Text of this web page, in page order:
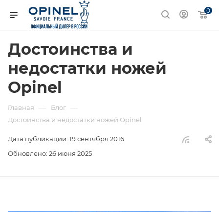
0
Достоинства и
недостатки ножей
Opinel
Главная — Блог —
Достоинства и недостатки ножей Opinel
Дата публикации: 19 сентября 2016
Обновлено: 26 июня 2025